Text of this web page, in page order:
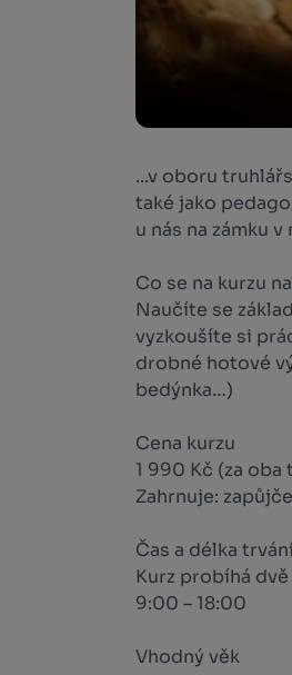
...v oboru
také jako
u nás na zámku
Co se na kurzu
Naučíte se
vyzkoušíte si
drobné hotové
bedýnka…)
Cena kurzu
1 990 Kč (za oba
Zahrnuje:
Čas a délka trvání
Kurz probíhá
9:00 – 18:00
Vhodný věk